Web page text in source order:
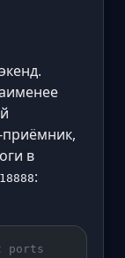
приёмник,
в
18888:
ports